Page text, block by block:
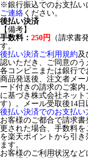
※銀行振込でのお支払い
ご連絡 ください。
後払い決済
【備考】
手数料： 250円
（請求書
す。
後払い決済ご利用規約及
認いただき、ご同意のう
各コンビニまたは銀行で
商品発送後、注文者メ
ード付きの請求のご案
に基づき株式会社ネッ
す）。メール受取後14日
後払い決済でのお支払い
お客様のご都合で請求
更された場合、手数料
を楽天ポイントから引
ます。
お客様のご利用状況な